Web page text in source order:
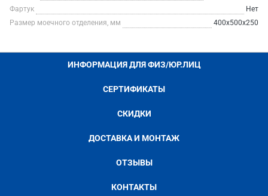
Фартук
Нет
Размер моечного отделения, мм
400х500х250
ИНФОРМАЦИЯ ДЛЯ ФИЗ/ЮР.ЛИЦ
СЕРТИФИКАТЫ
СКИДКИ
ДОСТАВКА И МОНТАЖ
ОТЗЫВЫ
КОНТАКТЫ